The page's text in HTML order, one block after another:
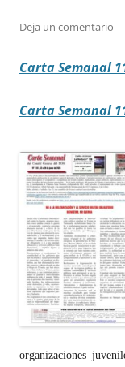
Deja un comentario
Carta Semanal
Carta Semanal
organizaciones